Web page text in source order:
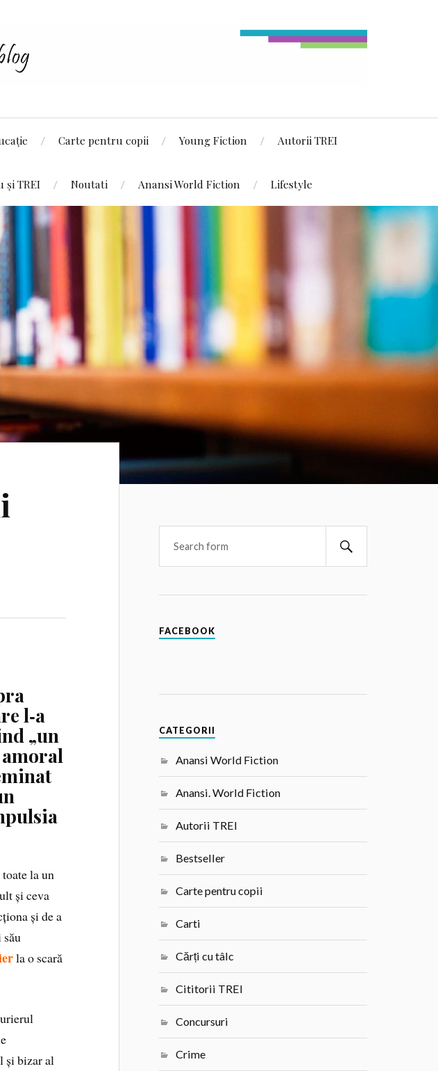
Carte pentru copii Young Fiction Autorii TREI
și TREI Noutati Anansi World Fiction Lifestyle
l‑a
„un
la un
și ceva
și de a
său
la o scară
și bizar al
FACEBOOK
CATEGORII
Anansi World Fiction
Anansi. World Fiction
Autorii TREI
Bestseller
Carte pentru copii
Carti
Cărți cu tâlc
Cititorii TREI
Concursuri
Crime